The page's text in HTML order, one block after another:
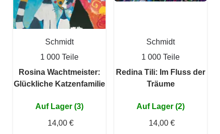
Schmidt
1 000 Teile
Rosina Wachtmeister:
Glückliche Katzenfamilie
Auf Lager (3)
14,00 €
Schmidt
1 000 Teile
Redina Tili: Im Fluss der
Träume
Auf Lager (2)
14,00 €